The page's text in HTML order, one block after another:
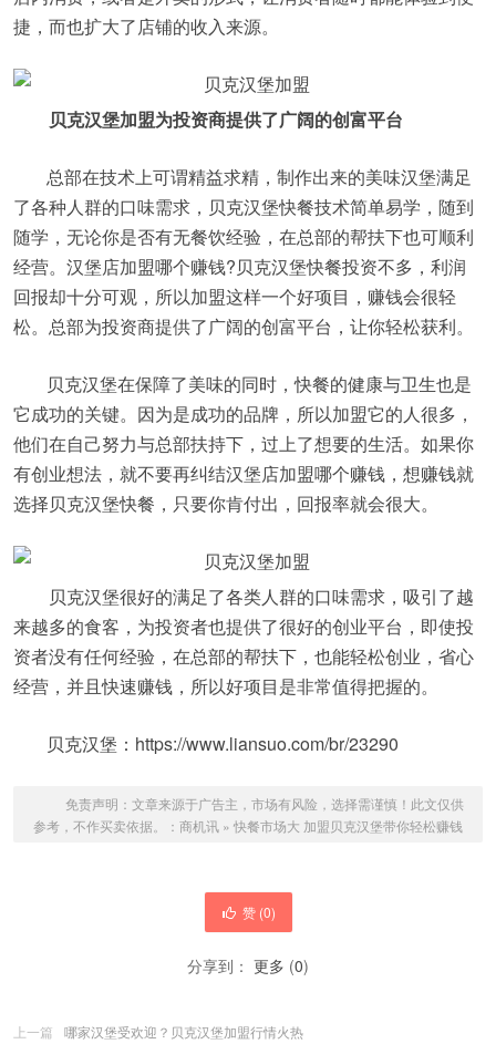
捷，而也扩大了店铺的收入来源。
贝克汉堡加盟为投资商提供了广阔的创富平台
总部在技术上可谓精益求精，制作出来的美味汉堡满足
了各种人群的口味需求，贝克汉堡快餐技术简单易学，随到
随学，无论你是否有无餐饮经验，在总部的帮扶下也可顺利
经营。汉堡店加盟哪个赚钱?贝克汉堡快餐投资不多，利润
回报却十分可观，所以加盟这样一个好项目，赚钱会很轻
松。总部为投资商提供了广阔的创富平台，让你轻松获利。
贝克汉堡在保障了美味的同时，快餐的健康与卫生也是
它成功的关键。因为是成功的品牌，所以加盟它的人很多，
他们在自己努力与总部扶持下，过上了想要的生活。如果你
有创业想法，就不要再纠结汉堡店加盟哪个赚钱，想赚钱就
选择贝克汉堡快餐，只要你肯付出，回报率就会很大。
贝克汉堡很好的满足了各类人群的口味需求，吸引了越
来越多的食客，为投资者也提供了很好的创业平台，即使投
资者没有任何经验，在总部的帮扶下，也能轻松创业，省心
经营，并且快速赚钱，所以好项目是非常值得把握的。
贝克汉堡：https://www.liansuo.com/br/23290
免责声明：文章来源于广告主，市场有风险，选择需谨慎！此文仅供
参考，不作买卖依据。： 商机讯 » 快餐市场大 加盟贝克汉堡带你轻松赚钱
赞 (0)
分享到： 更多 (0)
上一篇
哪家汉堡受欢迎？贝克汉堡加盟行情火热